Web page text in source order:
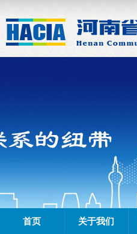
首页 关于我们